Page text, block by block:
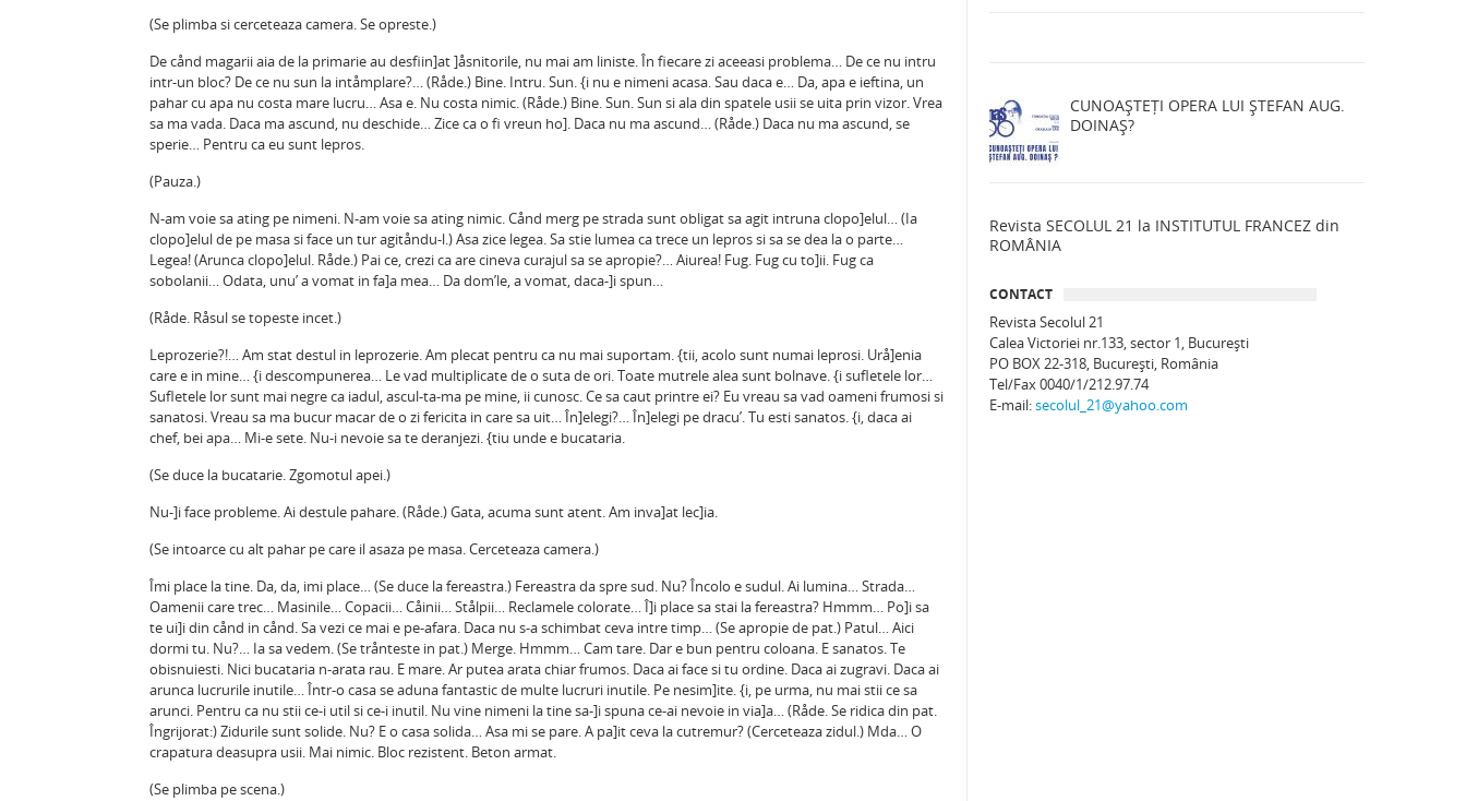
(Se plimba si cerceteaza camera. Se opreste.)
De cånd magarii aia de la primarie au desfiin]at ]åsnitorile, nu mai am liniste. În fiecare zi aceeasi problema… De ce nu intru
intr-un bloc? De ce nu sun la intåmplare?… (Råde.) Bine. Intru. Sun. {i nu e nimeni acasa. Sau daca e… Da, apa e ieftina, un
pahar cu apa nu costa mare lucru… Asa e. Nu costa nimic. (Råde.) Bine. Sun. Sun si ala din spatele usii se uita prin vizor. Vrea
sa ma vada. Daca ma ascund, nu deschide… Zice ca o fi vreun ho]. Daca nu ma ascund… (Råde.) Daca nu ma ascund, se
sperie… Pentru ca eu sunt lepros.
(Pauza.)
N-am voie sa ating pe nimeni. N-am voie sa ating nimic. Cånd merg pe strada sunt obligat sa agit intruna clopo]elul… (Ia
clopo]elul de pe masa si face un tur agitåndu-l.) Asa zice legea. Sa stie lumea ca trece un lepros si sa se dea la o parte…
Legea! (Arunca clopo]elul. Råde.) Pai ce, crezi ca are cineva curajul sa se apropie?… Aiurea! Fug. Fug cu to]ii. Fug ca
sobolanii… Odata, unu’ a vomat in fa]a mea… Da dom’le, a vomat, daca-]i spun…
(Råde. Råsul se topeste incet.)
Leprozerie?!… Am stat destul in leprozerie. Am plecat pentru ca nu mai suportam. {tii, acolo sunt numai leprosi. Urå]enia
care e in mine… {i descompunerea… Le vad multiplicate de o suta de ori. Toate mutrele alea sunt bolnave. {i sufletele lor…
Sufletele lor sunt mai negre ca iadul, ascul-ta-ma pe mine, ii cunosc. Ce sa caut printre ei? Eu vreau sa vad oameni frumosi si
sanatosi. Vreau sa ma bucur macar de o zi fericita in care sa uit… În]elegi?… În]elegi pe dracu’. Tu esti sanatos. {i, daca ai
chef, bei apa… Mi-e sete. Nu-i nevoie sa te deranjezi. {tiu unde e bucataria.
(Se duce la bucatarie. Zgomotul apei.)
Nu-]i face probleme. Ai destule pahare. (Råde.) Gata, acuma sunt atent. Am inva]at lec]ia.
(Se intoarce cu alt pahar pe care il asaza pe masa. Cerceteaza camera.)
Îmi place la tine. Da, da, imi place… (Se duce la fereastra.) Fereastra da spre sud. Nu? Încolo e sudul. Ai lumina… Strada…
Oamenii care trec… Masinile… Copacii… Cåinii… Stålpii… Reclamele colorate… Î]i place sa stai la fereastra? Hmmm… Po]i sa
te ui]i din cånd in cånd. Sa vezi ce mai e pe-afara. Daca nu s-a schimbat ceva intre timp… (Se apropie de pat.) Patul… Aici
dormi tu. Nu?… Ia sa vedem. (Se trånteste in pat.) Merge. Hmmm… Cam tare. Dar e bun pentru coloana. E sanatos. Te
obisnuiesti. Nici bucataria n-arata rau. E mare. Ar putea arata chiar frumos. Daca ai face si tu ordine. Daca ai zugravi. Daca ai
arunca lucrurile inutile… Într-o casa se aduna fantastic de multe lucruri inutile. Pe nesim]ite. {i, pe urma, nu mai stii ce sa
arunci. Pentru ca nu stii ce-i util si ce-i inutil. Nu vine nimeni la tine sa-]i spuna ce-ai nevoie in via]a… (Råde. Se ridica din pat.
Îngrijorat:) Zidurile sunt solide. Nu? E o casa solida… Asa mi se pare. A pa]it ceva la cutremur? (Cerceteaza zidul.) Mda… O
crapatura deasupra usii. Mai nimic. Bloc rezistent. Beton armat.
(Se plimba pe scena.)
CUNOAȘTEȚI OPERA LUI ȘTEFAN AUG.
DOINAȘ?
Revista SECOLUL 21 la INSTITUTUL FRANCEZ din
ROMÂNIA
CONTACT
Revista Secolul 21
Calea Victoriei nr.133, sector 1, Bucureşti
PO BOX 22-318, București, România
Tel/Fax 0040/1/212.97.74
E-mail:secolul_21@yahoo.com